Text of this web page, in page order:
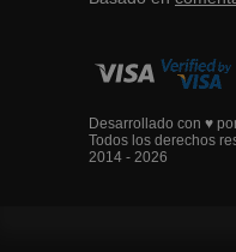
Desarrollado con ♥
Todos los derechos
2014 - 2026